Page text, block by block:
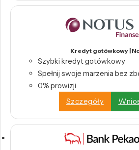
Kredyt gotówkowy |
Szybki kredyt gotówkowy
Spełnij swoje marzenia bez
0% prowizji
Szczegóły